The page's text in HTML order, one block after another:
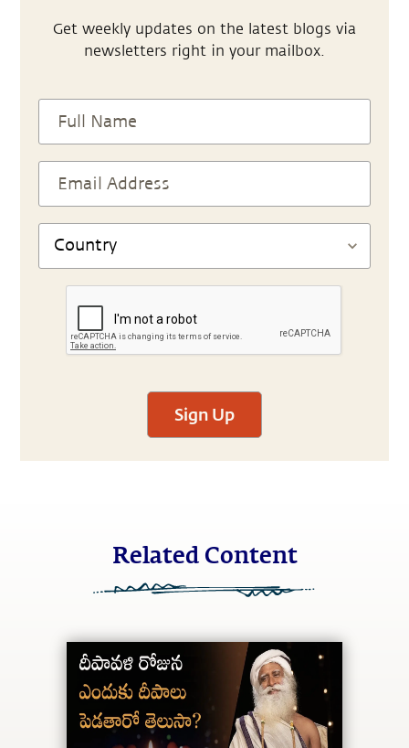
Get weekly updates on the latest blogs via
newsletters right in your mailbox.
Sign Up
Related Content